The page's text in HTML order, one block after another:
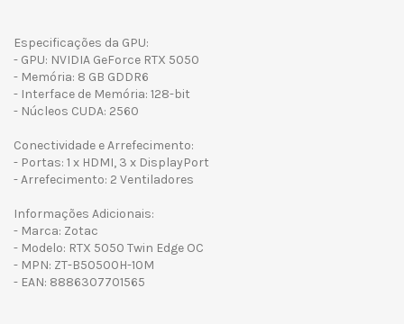
Especificações da GPU:
- GPU: NVIDIA GeForce RTX 5050
- Memória: 8 GB GDDR6
- Interface de Memória: 128-bit
- Núcleos CUDA: 2560
Conectividade e Arrefecimento:
- Portas: 1 x HDMI, 3 x DisplayPort
- Arrefecimento: 2 Ventiladores
Informações Adicionais:
- Marca: Zotac
- Modelo: RTX 5050 Twin Edge OC
- MPN: ZT-B50500H-10M
- EAN: 8886307701565